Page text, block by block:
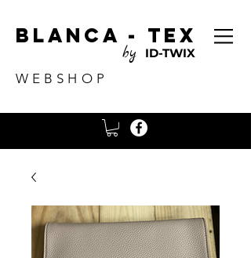
Blanca - tex
by ID-TWIX
WEBSHOP